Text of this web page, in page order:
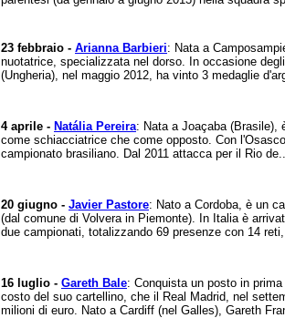
23 febbraio - Arianna Barbieri: Nata a
nuotatrice, specializzata nel dorso. In occasione
(Ungheria), nel maggio 2012, ha vinto 3 medaglie
4 aprile - Natália Pereira: Nata a Joaçaba (Brasile),
come schiacciatrice che come opposto. Con
campionato brasiliano. Dal 2011 attacca per il Rio
20 giugno - Javier Pastore: Nato a Cordoba, è un
(dal comune di Volvera in Piemonte). In Italia è
due campionati, totalizzando 69 presenze con 14
16 luglio - Gareth Bale: Conquista un posto in
costo del suo cartellino, che il Real Madrid, nel
milioni di euro. Nato a Cardiff (nel Galles), Gareth